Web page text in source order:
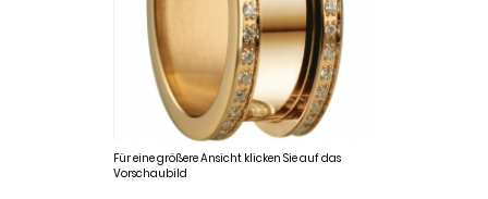
Für eine größere Ansicht klicken Sie auf das
Vorschaubild